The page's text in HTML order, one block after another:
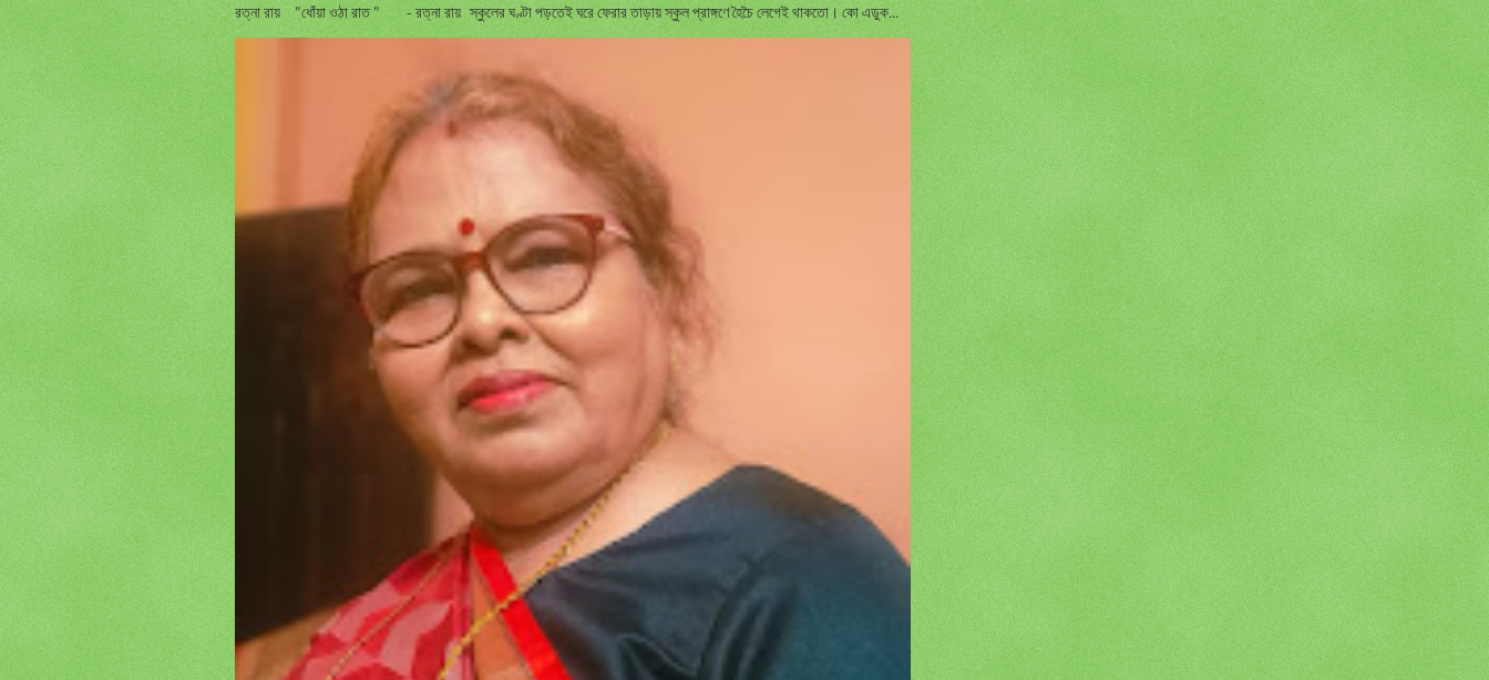
রত্না রায় "ধোঁয়া ওঠা রাত " - রত্না রায় স্কুলের ঘণ্টা পড়তেই ঘরে ফেরার তাড়ায় স্কুল প্রাঙ্গণে হৈচৈ লেগেই থাকতো। কো এডুক...